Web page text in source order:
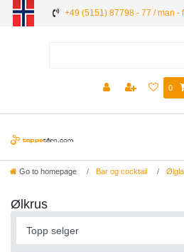
+49 (5151) 87798 - 77 / man -
0
Go to homepage Bar og cocktail
Ølkrus